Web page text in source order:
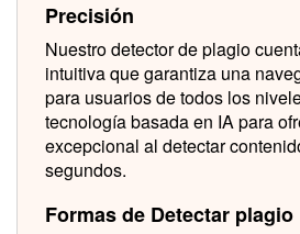
Precisión
Nuestro detector de plagio
intuitiva que garantiza una
para usuarios de todos los
tecnología basada en IA para
excepcional al detectar
segundos.
Formas de Detectar plagio